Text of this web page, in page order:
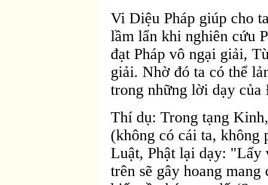
Vi Diệu Pháp giúp cho
lầm lẩn khi nghiên cứu
đạt Pháp vô ngại giải,
giải. Nhờ đó ta có thể
trong những lời dạy của
Thí dụ: Trong tạng
(không có cái ta, không
Luật, Phật lại dạy: "Lấy
trên sẽ gây hoang